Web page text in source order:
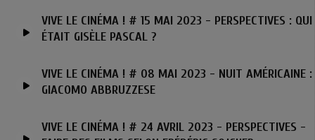
VIVE LE CINÉMA ! # 15 MAI 2023 - PERSPECTIVES : QUI
ÉTAIT GISÈLE PASCAL ?
VIVE LE CINÉMA ! # 08 MAI 2023 - NUIT AMÉRICAINE :
GIACOMO ABBRUZZESE
VIVE LE CINÉMA ! # 24 AVRIL 2023 - PERSPECTIVES -